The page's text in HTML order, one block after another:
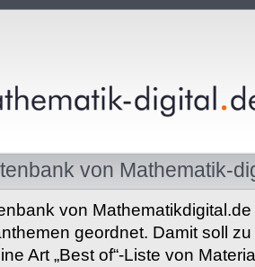
von Mathematik-
von
geordnet. Damit soll
Art „Best of“-Liste von